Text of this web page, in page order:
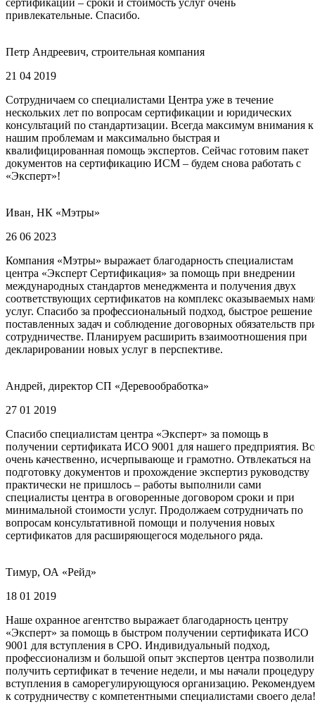
сертификации – сроки и стоимость услуг очень
привлекательные. Спасибо.
Петр Андреевич, строительная компания
21 04 2019
Сотрудничаем со специалистами Центра уже в течение
нескольких лет по вопросам сертификации и юридических
консультаций по стандартизации. Всегда максимум внимания к
нашим проблемам и максимально быстрая и
квалифицированная помощь экспертов. Сейчас готовим пакет
документов на сертификацию ИСМ – будем снова работать с
«Эксперт»!
Иван, НК «Мэтры»
26 06 2023
Компания «Мэтры» выражает благодарность специалистам
центра «Эксперт Сертификация» за помощь при внедрении
международных стандартов менеджмента и получения двух
соответствующих сертификатов на комплекс оказываемых
услуг. Спасибо за профессиональный подход, быстрое решение
поставленных задач и соблюдение договорных обязательств
сотрудничестве. Планируем расширить взаимоотношения при
декларировании новых услуг в перспективе.
Андрей, директор СП «Деревообработка»
27 01 2019
Спасибо специалистам центра «Эксперт» за помощь в
получении сертификата ИСО 9001 для нашего предприятия.
очень качественно, исчерпывающе и грамотно. Отвлекаться на
подготовку документов и прохождение экспертиз руководству
практически не пришлось – работы выполнили сами
специалисты центра в оговоренные договором сроки и при
минимальной стоимости услуг. Продолжаем сотрудничать по
вопросам консультативной помощи и получения новых
сертификатов для расширяющегося модельного ряда.
Тимур, ОА «Рейд»
18 01 2019
Наше охранное агентство выражает благодарность центру
«Эксперт» за помощь в быстром получении сертификата ИСО
9001 для вступления в СРО. Индивидуальный подход,
профессионализм и большой опыт экспертов центра позволили
получить сертификат в течение недели, и мы начали процедуру
вступления в саморегулирующуюся организацию. Рекомендуем
к сотрудничеству с компетентными специалистами своего дела!